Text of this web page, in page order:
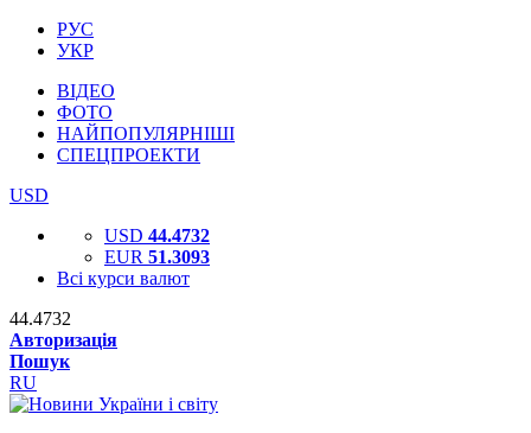
РУС
УКР
ВІДЕО
ФОТО
НАЙПОПУЛЯРНІШІ
СПЕЦПРОЕКТИ
USD
USD 44.4732
EUR 51.3093
Всі курси валют
44.4732
Авторизація
Пошук
RU